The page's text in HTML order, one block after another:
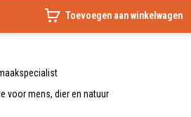
Toevoegen aan winkelwagen
voor mens, dier en natuur